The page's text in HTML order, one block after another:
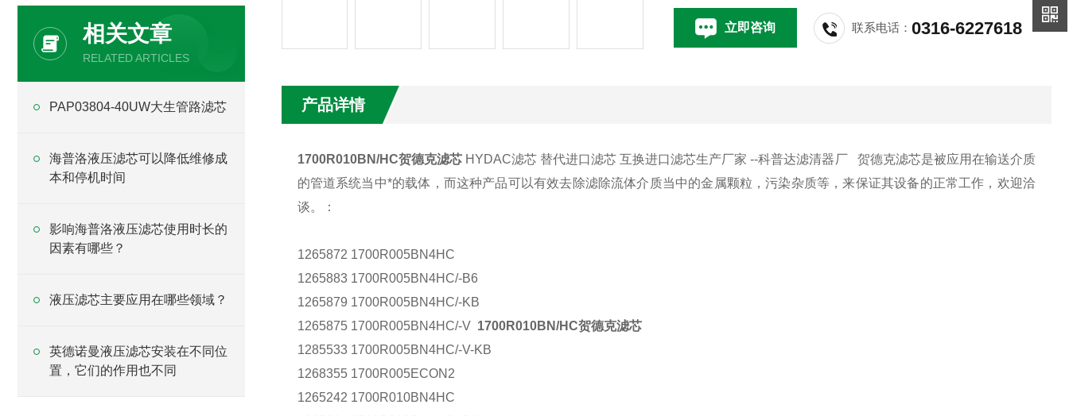
相关文章
RELATED ARTICLES
PAP03804-40UW大生管路滤芯
海普洛液压滤芯可以降低维修成
本和停机时间
影响海普洛液压滤芯使用时长的
因素有哪些？
液压滤芯主要应用在哪些领域？
英德诺曼液压滤芯安装在不同位
置，它们的作用也不同
立即咨询 联系电话：0316-6227618
产品详情
1700R010BN/HC贺德克滤芯HYDAC滤芯 替代进口滤芯 互换进口滤芯生产厂家 --科普达滤清器厂 贺德克滤芯是被应用在输送介质
的管道系统当中*的载体，而这种产品可以有效去除滤除流体介质当中的金属颗粒，污染杂质等，来保证其设备的正常工作，欢迎洽
谈。：
1265872 1700R005BN4HC
1265883 1700R005BN4HC/-B6
1265879 1700R005BN4HC/-KB
1265875 1700R005BN4HC/-V 1700R010BN/HC贺德克滤芯
1285533 1700R005BN4HC/-V-KB
1268355 1700R005ECON2
1265242 1700R010BN4HC